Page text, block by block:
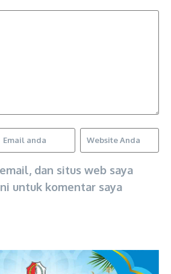
dan situs web saya
untuk komentar saya